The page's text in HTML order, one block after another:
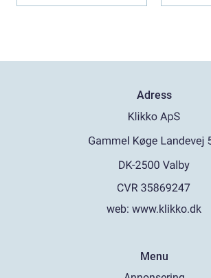
Adress
web: www.klikko.dk
Menu